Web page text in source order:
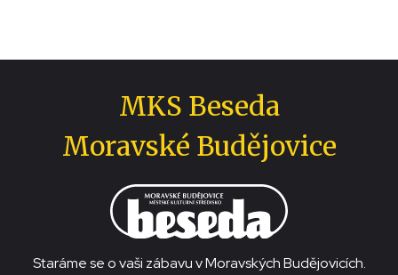
MKS Beseda
Moravské Budějovice
Staráme se o vaši zábavu v Moravských Budějovicích.